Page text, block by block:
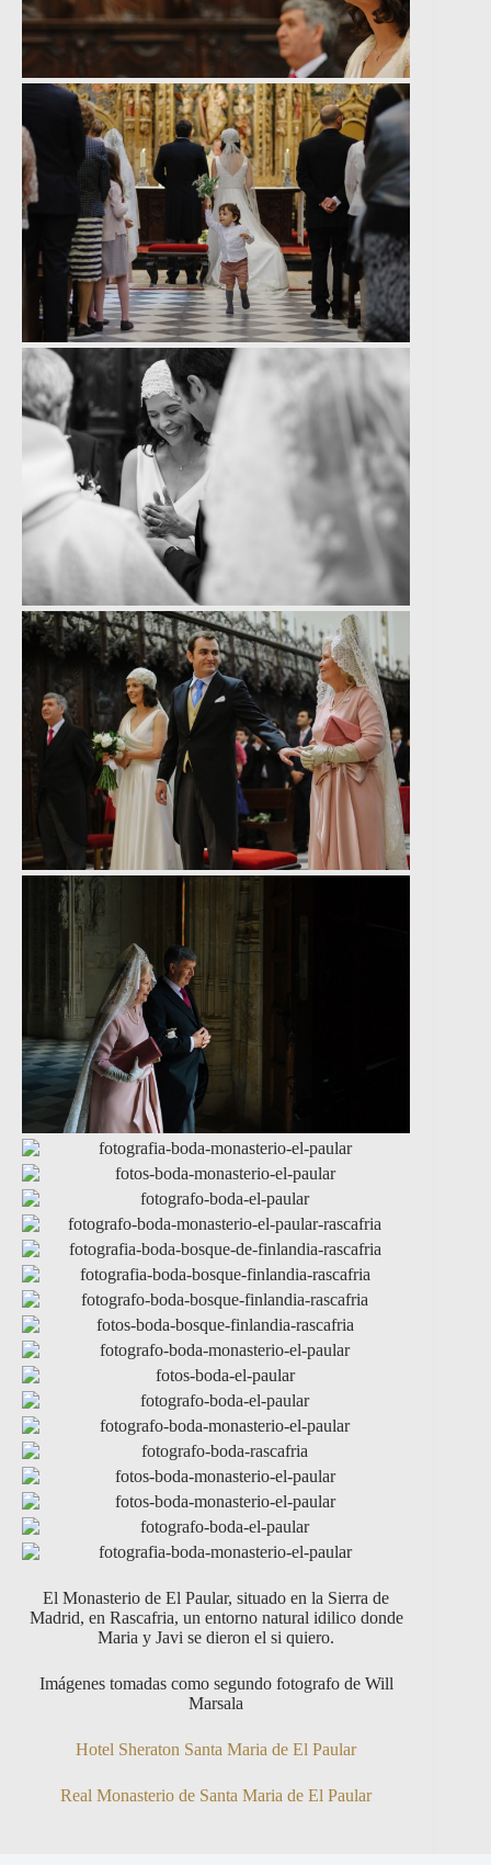
El Monasterio de El Paular, situado en la Sierra de
Madrid, en Rascafria, un entorno natural idilico donde
Maria y Javi se dieron el si quiero.
Imágenes tomadas como segundo fotografo de Will
Marsala
Hotel Sheraton Santa Maria de El Paular
Real Monasterio de Santa Maria de El Paular